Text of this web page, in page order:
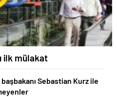
ilk mülakat
Sebastian Kurz ile